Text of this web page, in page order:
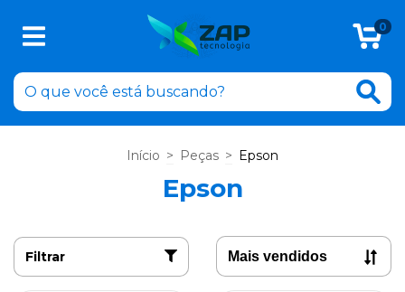
0
Início > Peças > Epson
Epson
Filtrar